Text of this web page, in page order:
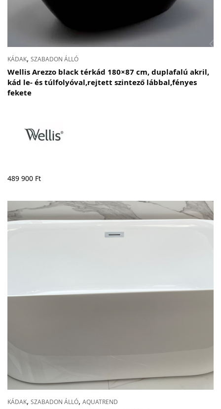
KÁDAK, SZABADON ÁLLÓ
Wellis Arezzo black térkád 180×87 cm, duplafalú akril,
kád le- és túlfolyóval,rejtett szintező lábbal,fényes
fekete
489 900 Ft
KÁDAK, SZABADON ÁLLÓ, AQUATREND